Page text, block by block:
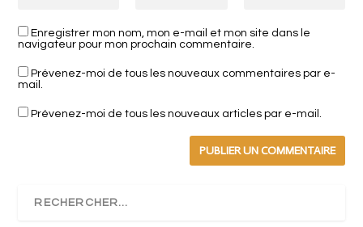
Enregistrer mon nom, mon e-mail et mon site dans le
navigateur pour mon prochain commentaire.
Prévenez-moi de tous les nouveaux commentaires par e-
mail.
Prévenez-moi de tous les nouveaux articles par e-mail.